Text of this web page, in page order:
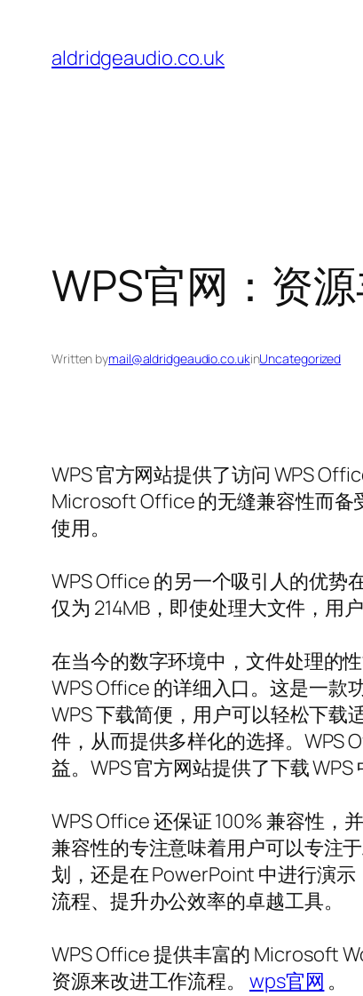
content
aldridgeaudio.co.uk
WPS官网：资
Written bymail@aldridgeaudio.co.ukinUncategorized
WPS 官方网站提供了访问 WPS
Microsoft Office 的无缝兼容性而备
使用。
WPS Office 的另一个吸引人的优势
仅为 214MB，即使处理大文件，用
在当今的数字环境中，文件处理的
WPS Office 的详细入口。这是一款
WPS 下载简便，用户可以轻松下
件，从而提供多样化的选择。WPS
益。WPS 官方网站提供了下载
WPS Office 还保证 100% 兼容性，
兼容性的专注意味着用户可以专注
划，还是在 PowerPoint 中进行演
流程、提升办公效率的卓越工具。
WPS Office 提供丰富的 Microsoft
资源来改进工作流程。 wps官网 。